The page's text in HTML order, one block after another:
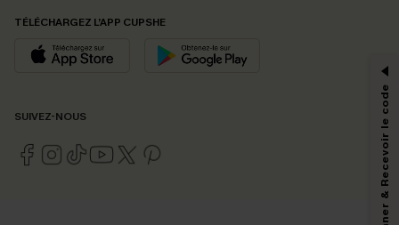
TÉLÉCHARGEZ L’APP CUPSHE
SUIVEZ-NOUS
PROFITEZ DE -15%
-15% dès 2 Achetés par E-mail
En soumettant votre adresse e-mail, vous acceptez de recevoir des e-mails
marketing (y compris du contenu généré par l'IA) de Cupshe et
S'abonner & Recevoir le code